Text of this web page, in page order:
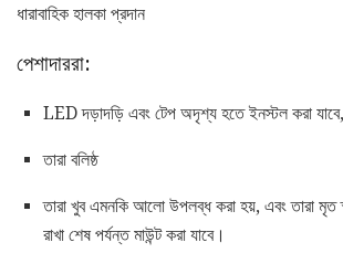
ধারাবাহিক হালকা প্রদান
পেশাদাররা:
LED দড়াদড়ি এবং টেপ অদৃশ্য হতে ইনস্টল করা
তারা বলিষ্ঠ
তারা খুব এমনকি আলো উপলব্ধ করা হয়, এবং তারা মৃত
রাখা শেষ পর্যন্ত মাউন্ট করা যাবে।